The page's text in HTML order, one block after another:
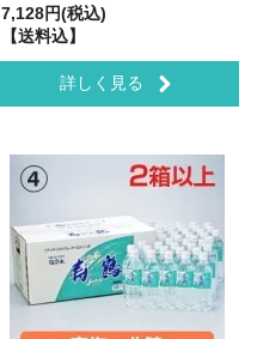
7,128円(税込)
【送料込】
詳しく見る